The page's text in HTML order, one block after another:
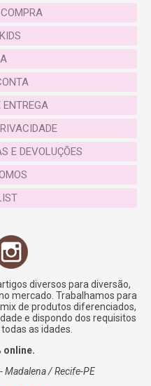
ENTREGA
E DEVOLUÇÕES
diversos para diversão,
mercado. Trabalhamos para
de produtos diferenciados,
e dispondo dos requisitos
as idades.
online.
Madalena / Recife-PE